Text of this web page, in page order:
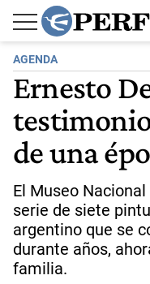
AGENDA
Ernesto
de una
El Museo
serie de siete
argentino que se
durante años,
familia.